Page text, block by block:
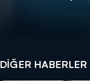
DIĞER HABERLER